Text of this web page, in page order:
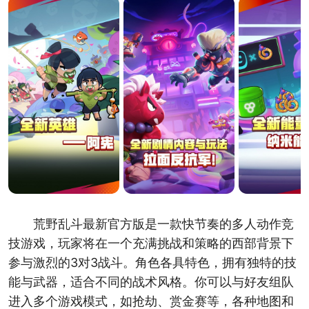
荒野乱斗最新官方版是一款快节奏的多人动作竞
技游戏，玩家将在一个充满挑战和策略的西部背景下
参与激烈的3对3战斗。角色各具特色，拥有独特的技
能与武器，适合不同的战术风格。你可以与好友组队
进入多个游戏模式，如抢劫、赏金赛等，各种地图和